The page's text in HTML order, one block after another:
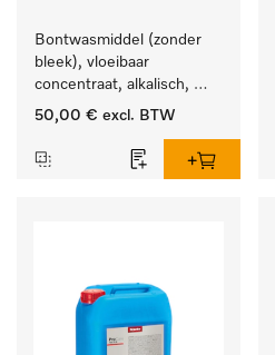
Bontwasmiddel (zonder
bleek), vloeibaar
concentraat, alkalisch,
5 l voor het reinigen van
kleurechte bonte was.
50,00 € excl. BTW